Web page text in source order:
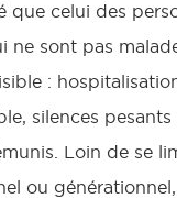
que celui des
ne sont pas
:
silences
Loin de se
ou